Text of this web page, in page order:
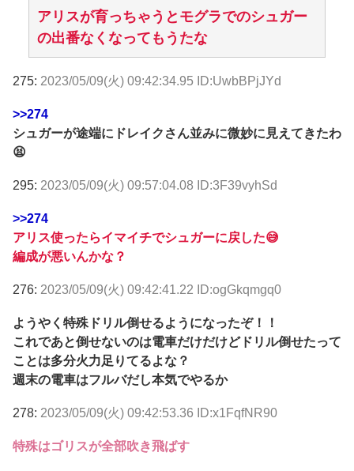
アリスが育っちゃうとモグラでのシュガー
の出番なくなってもうたな
275: 2023/05/09(火) 09:42:34.95 ID:UwbBPjJYd
>>274
シュガーが途端にドレイクさん並みに微妙に見えてきたわ
😫
295: 2023/05/09(火) 09:57:04.08 ID:3F39vyhSd
>>274
アリス使ったらイマイチでシュガーに戻した😅
編成が悪いんかな？
276: 2023/05/09(火) 09:42:41.22 ID:ogGkqmgq0
ようやく特殊ドリル倒せるようになったぞ！！
これであと倒せないのは電車だけだけどドリル倒せたって
ことは多分火力足りてるよな？
週末の電車はフルバだし本気でやるか
278: 2023/05/09(火) 09:42:53.36 ID:x1FqfNR90
特殊はゴリスが全部吹き飛ばす